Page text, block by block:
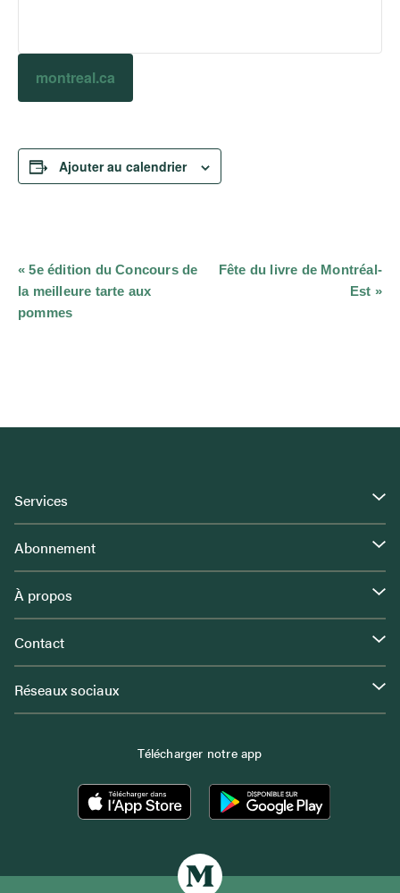
montreal.ca
Ajouter au calendrier
Navigation
Évènement
« 5e édition du Concours de
la meilleure tarte aux
pommes
Fête du livre de Montréal-
Est »
Services
Abonnement
À propos
Contact
Réseaux sociaux
Télécharger notre app